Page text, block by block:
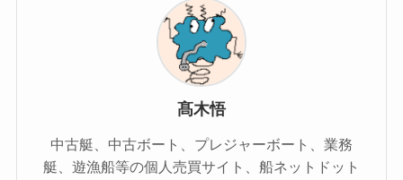
髙木悟
中古艇、中古ボート、プレジャーボート、業務
艇、遊漁船等の個人売買サイト、船ネットドット